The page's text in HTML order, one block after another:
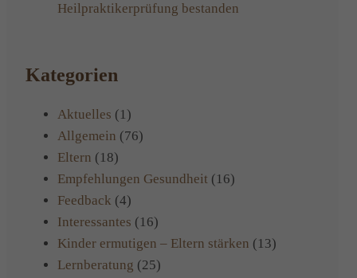
Heilpraktikerprüfung bestanden
Kategorien
Aktuelles (1)
Allgemein (76)
Eltern (18)
Empfehlungen Gesundheit (16)
Feedback (4)
Interessantes (16)
Kinder ermutigen – Eltern stärken (13)
Lernberatung (25)